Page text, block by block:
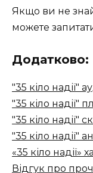
Якщо ви не
можете
Додатково:
"35 кіло надії"
"35 кіло надії"
"35 кіло надії"
"35 кіло надії"
«35 кіло надії»
Відгук про